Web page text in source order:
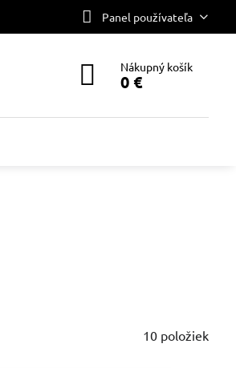
Panel používateľa
Nákupný košík
0 €
10 položiek